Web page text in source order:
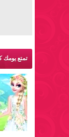
تمتع يومك
من ألعاب